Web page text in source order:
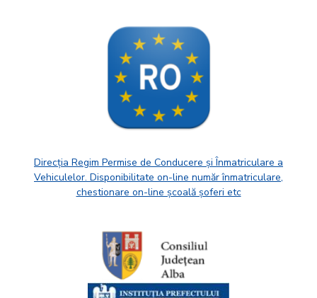
Direcția Regim Permise de Conducere și Înmatriculare a
Vehiculelor. Disponibilitate on-line număr înmatriculare,
chestionare on-line școală șoferi etc